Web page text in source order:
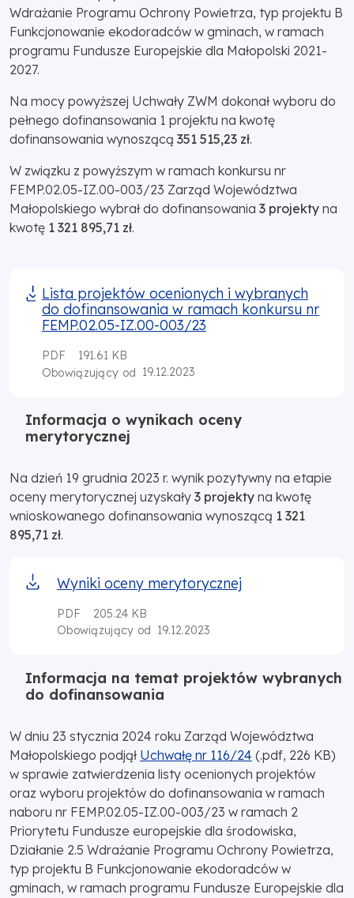
Wdrażanie Programu Ochrony Powietrza, typ projektu B
Funkcjonowanie ekodoradców w gminach, w ramach
programu Fundusze Europejskie dla Małopolski 2021-
2027.
Na mocy powyższej Uchwały ZWM dokonał wyboru do
pełnego dofinansowania 1 projektu na kwotę
dofinansowania wynoszącą 351 515,23 zł.
W związku z powyższym w ramach konkursu nr
FEMP.02.05-IZ.00-003/23 Zarząd Województwa
Małopolskiego wybrał do dofinansowania 3 projekty na
kwotę 1 321 895,71 zł.
Lista projektów ocenionych i wybranych
do dofinansowania w ramach konkursu nr
FEMP.02.05-IZ.00-003/23
PDF
191.61 KB
Obowiązujący od 19.12.2023
Informacja o wynikach oceny
merytorycznej
Na dzień 19 grudnia 2023 r. wynik pozytywny na etapie
oceny merytorycznej uzyskały 3 projekty na kwotę
wnioskowanego dofinansowania wynoszącą 1 321
895,71 zł.
Wyniki oceny merytorycznej
PDF
205.24 KB
Obowiązujący od
19.12.2023
Informacja na temat projektów wybranych
do dofinansowania
W dniu 23 stycznia 2024 roku Zarząd Województwa
Małopolskiego podjął Uchwałę nr 116/24 (.pdf, 226 KB)
w sprawie zatwierdzenia listy ocenionych projektów
oraz wyboru projektów do dofinansowania w ramach
naboru nr FEMP.02.05-IZ.00-003/23 w ramach 2
Priorytetu Fundusze europejskie dla środowiska,
Działanie 2.5 Wdrażanie Programu Ochrony Powietrza,
typ projektu B Funkcjonowanie ekodoradców w
gminach, w ramach programu Fundusze Europejskie dla